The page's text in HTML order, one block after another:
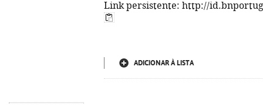
Link persistente: http://
ADICIONAR À LISTA